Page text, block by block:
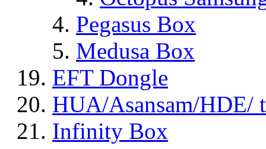
Pegasus Box
Medusa Box
EFT Dongle
HUA/Asansam/HDE/
Infinity Box